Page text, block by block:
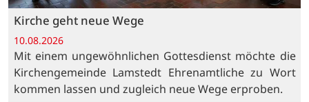
Kirche geht neue Wege
10.08.2026
Mit einem ungewöhnlichen Gottesdienst möchte die
Kirchengemeinde Lamstedt Ehrenamtliche zu Wort
kommen lassen und zugleich neue Wege erproben.